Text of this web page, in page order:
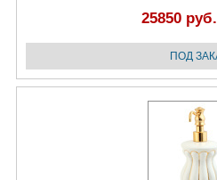
25850 руб.